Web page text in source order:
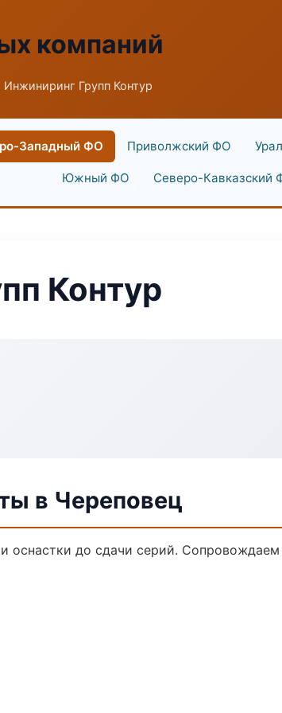
компаний
Групп Контур
Западный ФО Приволжский ФО
Южный ФО Северо-Кавказский
Контур
в Череповец
до сдачи серий. Сопровождаем